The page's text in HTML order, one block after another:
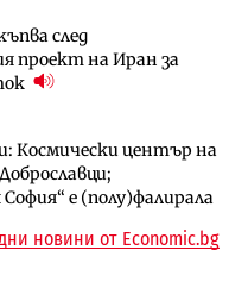
след
проект на Иран за
Космически център на
e (полу)фалирала
е намалял, че големи
да се откажат
от
за 75% от
поскъпват при
и все повече
при технологичните
интегратори
новини от Economic.bg